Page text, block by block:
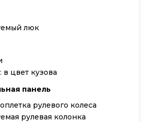
люк
цвет кузова
панель
рулевого колеса
рулевая колонка